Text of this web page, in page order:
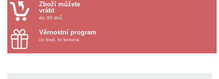
Zboží můžete
vrátit
do 30 dnů
Věrnostní program
co bod, to koruna